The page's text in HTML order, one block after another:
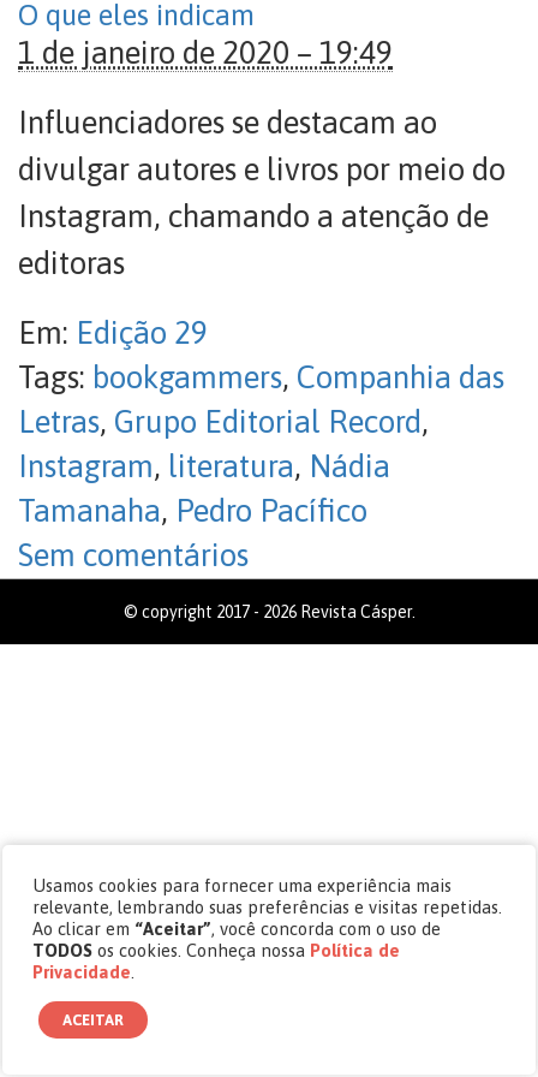
O que eles indicam
1 de janeiro de 2020 – 19:49
Influenciadores se destacam ao
divulgar autores e livros por meio do
Instagram, chamando a atenção de
editoras
Em: Edição 29
Tags: bookgammers, Companhia das
Letras, Grupo Editorial Record,
Instagram, literatura, Nádia
Tamanaha, Pedro Pacífico
Sem comentários
© copyright 2017 - 2026 Revista Cásper.
Usamos cookies para fornecer uma experiência mais
relevante, lembrando suas preferências e visitas repetidas.
Ao clicar em “Aceitar”, você concorda com o uso de
TODOS os cookies. Conheça nossa Política de
Privacidade
ACEITAR